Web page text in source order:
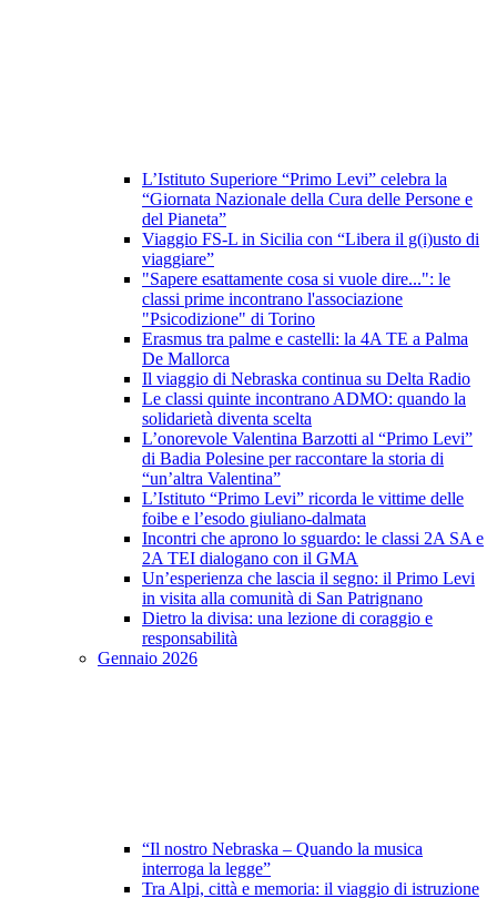
L’Istituto Superiore “Primo Levi” celebra la
“Giornata Nazionale della Cura delle Persone e
del Pianeta”
Viaggio FS-L in Sicilia con “Libera il g(i)usto di
viaggiare”
"Sapere esattamente cosa si vuole dire...": le
classi prime incontrano l'associazione
"Psicodizione" di Torino
Erasmus tra palme e castelli: la 4A TE a Palma
De Mallorca
Il viaggio di Nebraska continua su Delta Radio
Le classi quinte incontrano ADMO: quando la
solidarietà diventa scelta
L’onorevole Valentina Barzotti al “Primo Levi”
di Badia Polesine per raccontare la storia di
“un’altra Valentina”
L’Istituto “Primo Levi” ricorda le vittime delle
foibe e l’esodo giuliano-dalmata
Incontri che aprono lo sguardo: le classi 2A SA e
2A TEI dialogano con il GMA
Un’esperienza che lascia il segno: il Primo Levi
in visita alla comunità di San Patrignano
Dietro la divisa: una lezione di coraggio e
responsabilità
Gennaio 2026
“Il nostro Nebraska – Quando la musica
interroga la legge”
Tra Alpi, città e memoria: il viaggio di istruzione